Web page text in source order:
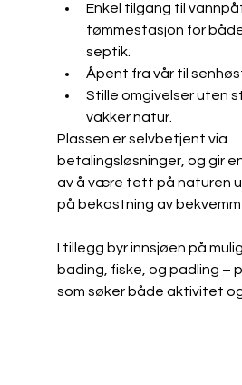
Enkel tilgang til
tømmestasjon for
septik.
Åpent fra vår til
Stille omgivelser uten
vakker natur.
Plassen er selvbetjent via
betalingsløsninger, og gir
av å være tett på naturen
på bekostning av
I tillegg byr innsjøen på
bading, fiske, og padling –
som søker både aktivitet